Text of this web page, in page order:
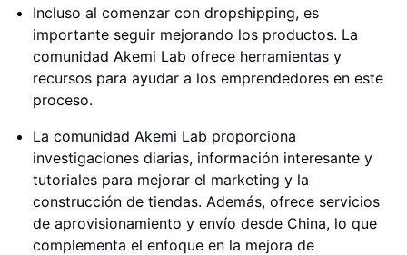
Incluso al comenzar con dropshipping, es
importante seguir mejorando los productos. La
comunidad Akemi Lab ofrece herramientas y
recursos para ayudar a los emprendedores en este
proceso.
La comunidad Akemi Lab proporciona
investigaciones diarias, información interesante y
tutoriales para mejorar el marketing y la
construcción de tiendas. Además, ofrece servicios
de aprovisionamiento y envío desde China, lo que
complementa el enfoque en la mejora de